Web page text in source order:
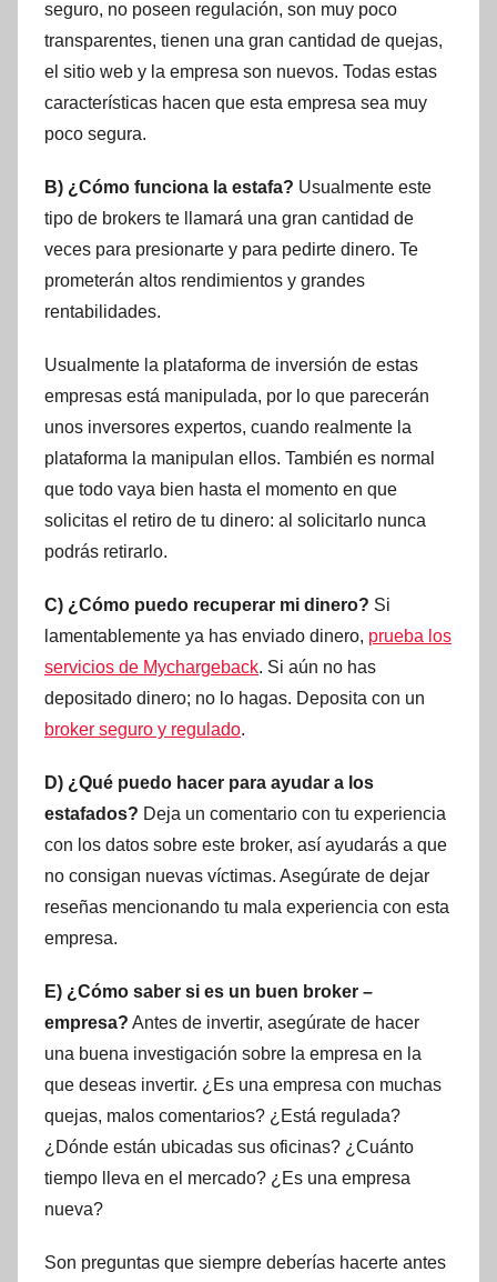
seguro, no poseen regulación, son muy poco
transparentes, tienen una gran cantidad de quejas,
el sitio web y la empresa son nuevos. Todas estas
características hacen que esta empresa sea muy
poco segura.
B) ¿Cómo funciona la estafa? Usualmente este
tipo de brokers te llamará una gran cantidad de
veces para presionarte y para pedirte dinero. Te
prometerán altos rendimientos y grandes
rentabilidades.
Usualmente la plataforma de inversión de estas
empresas está manipulada, por lo que parecerán
unos inversores expertos, cuando realmente la
plataforma la manipulan ellos. También es normal
que todo vaya bien hasta el momento en que
solicitas el retiro de tu dinero: al solicitarlo nunca
podrás retirarlo.
C) ¿Cómo puedo recuperar mi dinero? Si
lamentablemente ya has enviado dinero, prueba los
servicios de Mychargeback. Si aún no has
depositado dinero; no lo hagas. Deposita con un
broker seguro y regulado.
D) ¿Qué puedo hacer para ayudar a los
estafados? Deja un comentario con tu experiencia
con los datos sobre este broker, así ayudarás a que
no consigan nuevas víctimas. Asegúrate de dejar
reseñas mencionando tu mala experiencia con esta
empresa.
E) ¿Cómo saber si es un buen broker –
empresa? Antes de invertir, asegúrate de hacer
una buena investigación sobre la empresa en la
que deseas invertir. ¿Es una empresa con muchas
quejas, malos comentarios? ¿Está regulada?
¿Dónde están ubicadas sus oficinas? ¿Cuánto
tiempo lleva en el mercado? ¿Es una empresa
nueva?
Son preguntas que siempre deberías hacerte antes